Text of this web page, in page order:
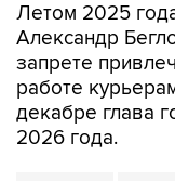
Летом 2025
Александр
запрете
работе
декабре глава
2026 года.